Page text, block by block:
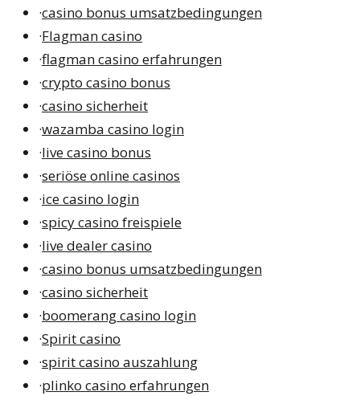
·casino bonus umsatzbedingungen
·Flagman casino
·flagman casino erfahrungen
·crypto casino bonus
·casino sicherheit
·wazamba casino login
·live casino bonus
·seriöse online casinos
·ice casino login
·spicy casino freispiele
·live dealer casino
·casino bonus umsatzbedingungen
·casino sicherheit
·boomerang casino login
·Spirit casino
·spirit casino auszahlung
·plinko casino erfahrungen